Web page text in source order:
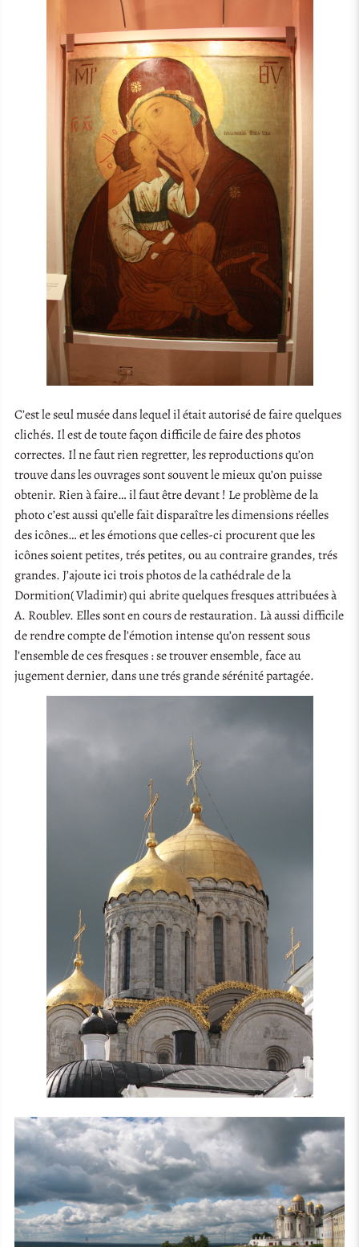
C’est le seul musée dans lequel il était autorisé de faire quelques
clichés. Il est de toute façon difficile de faire des photos
correctes. Il ne faut rien regretter, les reproductions qu’on
trouve dans les ouvrages sont souvent le mieux qu’on puisse
obtenir. Rien à faire… il faut être devant ! Le problème de la
photo c’est aussi qu’elle fait disparaître les dimensions réelles
des icônes… et les émotions que celles-ci procurent que les
icônes soient petites, trés petites, ou au contraire grandes, trés
grandes. J’ajoute ici trois photos de la cathédrale de la
Dormition( Vladimir) qui abrite quelques fresques attribuées à
A. Roublev. Elles sont en cours de restauration. Là aussi difficile
de rendre compte de l’émotion intense qu’on ressent sous
l’ensemble de ces fresques : se trouver ensemble, face au
jugement dernier, dans une trés grande sérénité partagée.